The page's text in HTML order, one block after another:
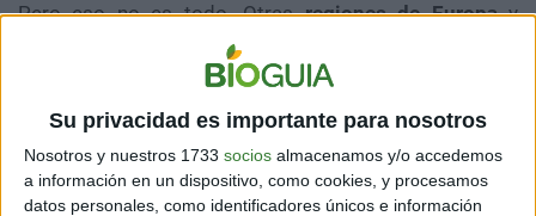
Su privacidad es importante para nosotros
Nosotros y nuestros 1733 socios almacenamos y/o accedemos
a información en un dispositivo, como cookies, y procesamos
datos personales, como identificadores únicos e información
Pero eso no es todo. Otrasregiones de Europay
algunos países africanos, como Angola, también sufren
incendios forestales.
De hecho, según la NASA, África es actualmente un
Democrática del Congo se han registrado9 mil
incendios
forestales en lo que va de la semana. Eso